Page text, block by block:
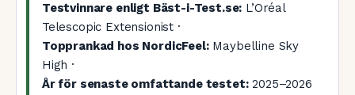
Testvinnare enligt Bäst-i-Test.se: L’Oréal
Telescopic Extensionist ·
Topprankad hos NordicFeel:Maybelline Sky
High ·
År för senaste omfattande testet:2025–2026